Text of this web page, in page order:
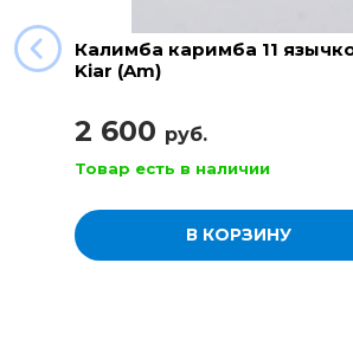
Калимба каримба 11
Kiar (Am)
2 600 руб.
Товар есть в наличии
В КОРЗИНУ